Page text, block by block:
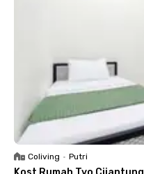
Coliving • Putri